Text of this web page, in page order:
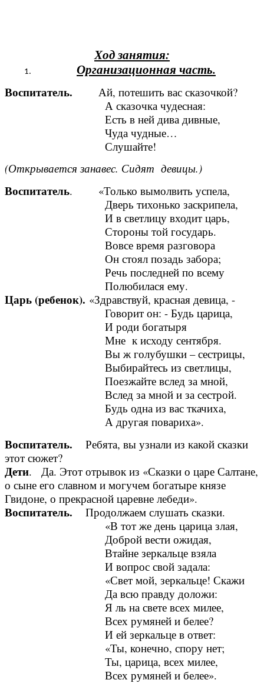
Ход занятия:
Организационная часть.
Воспитатель. Ай, потешить вас сказочкой?
А сказочка чудесная:
Есть в ней дива дивные,
Чуда чудные…
Слушайте!
(Открывается занавес. Сидят девицы.)
Воспитатель. «Только вымолвить успела,
Дверь тихонько заскрипела,
И в светлицу входит царь,
Стороны той государь.
Вовсе время разговора
Он стоял позадь забора;
Речь последней по всему
Полюбилася ему.
Царь (ребенок). «Здравствуй, красная девица, -
Говорит он: - Будь царица,
И роди богатыря
Мне к исходу сентября.
Вы ж голубушки – сестрицы,
Выбирайтесь из светлицы,
Поезжайте вслед за мной,
Вслед за мной и за сестрой.
Будь одна из вас ткачиха,
А другая повариха».
Воспитатель. Ребята, вы узнали из какой сказки
этот сюжет?
Дети. Да. Этот отрывок из «Сказки о царе Салтане,
о сыне его славном и могучем богатыре князе
Гвидоне, о прекрасной царевне лебеди».
Воспитатель. Продолжаем слушать сказки.
«В тот же день царица злая,
Доброй вести ожидая,
Втайне зеркальце взяла
И вопрос свой задала:
«Свет мой, зеркальце! Скажи
Да всю правду доложи:
Я ль на свете всех милее,
Всех румяней и белее?
И ей зеркальце в ответ:
«Ты, конечно, спору нет;
Ты, царица, всех милее,
Всех румяней и белее».